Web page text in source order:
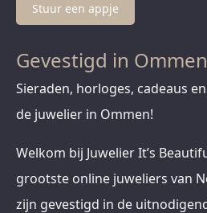
Stuur een appje
Gevestigd in Ommen
Sieraden, horloges, cadeaus
de juwelier in Ommen!
Welkom bij Juwelier It’s
grootste online juweliers van
zijn gevestigd in de